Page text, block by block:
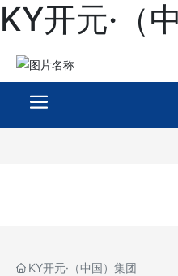
KY开元·（
KY开元·（中国）集团